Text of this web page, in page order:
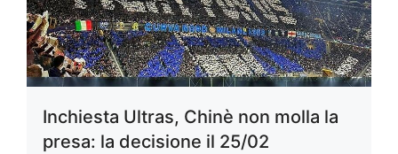
Inchiesta Ultras, Chinè non molla la
presa: la decisione il 25/02